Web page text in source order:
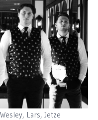
Lars, Jetze